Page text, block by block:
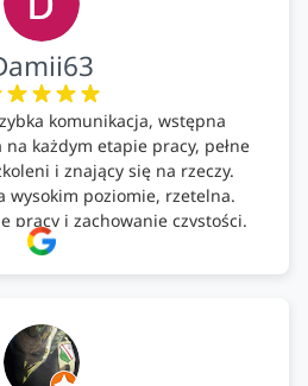
komunikacja, wstępna
każdym etapie pracy, pełne
i znający się na rzeczy.
wysokim poziomie, rzetelna.
pracy i zachowanie czystości.